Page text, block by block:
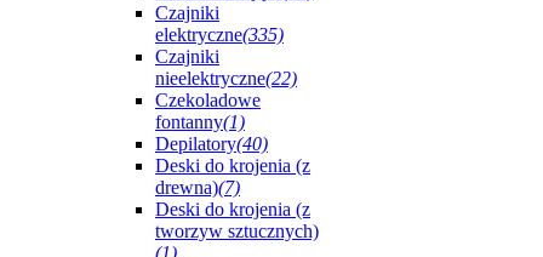
Czajniki
elektryczne(335)
Czajniki
nieelektryczne(22)
Czekoladowe
fontanny(1)
Depilatory(40)
Deski do krojenia (z
drewna)(7)
Deski do krojenia (z
tworzyw sztucznych)
(1)